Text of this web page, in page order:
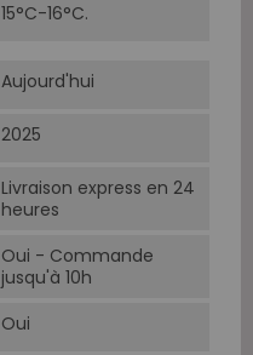
15°C-16°C.
Aujourd'hui
2025
Livraison express en 24
heures
Oui - Commande
jusqu'à 10h
Oui